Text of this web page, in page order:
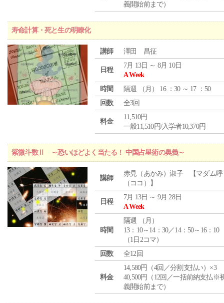
義開始前まで）
寿命計算・死と生の明瞭化
講師 澤田 昌征
日程
7月 13日 ～ 8月 10日
A Week
時間
隔週 （ 月 ） 16 ：30 ～ 17 ：50
回数
全3回
料金
11,510円
一般11,510円/入学者10,370円
紫微斗数Ⅱ ～恐いほどよく当たる！ 中国占星術の奥義～
講師
赤見（あかみ）淑子 【マダム呼
（ココ）】
日程
7月 13日 ～ 9月 28日
A Week
時間
隔週 （ 月 ）
13：10～14：30／14：50～16：10
（1日2コマ）
回数
全12回
料金
14,580円（4回／分割支払い）×3
40,500円（12回／一括前納支払※
義開始前まで）